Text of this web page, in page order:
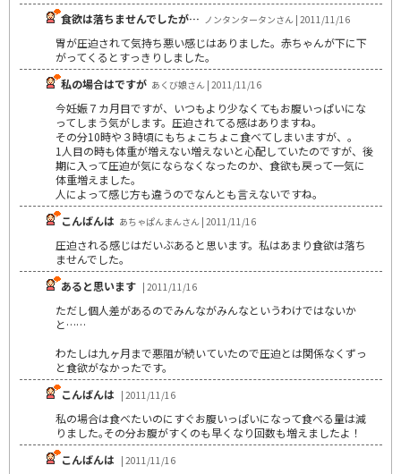
食欲は落ちませんでしたが… ノンタンタータンさん | 2011/11/16
胃が圧迫されて気持ち悪い感じはありました。赤ちゃんが下に下
がってくるとすっきりしました。
私の場合はですが あくび娘さん | 2011/11/16
今妊娠７カ月目ですが、いつもより少なくてもお腹いっぱいにな
ってしまう気がします。圧迫されてる感はありますね。
その分10時や３時頃にもちょこちょこ食べてしまいますが、。
1人目の時も体重が増えない増えないと心配していたのですが、後
期に入って圧迫が気にならなくなったのか、食欲も戻って一気に
体重増えました。
人によって感じ方も違うのでなんとも言えないですね。
こんばんは あちゃぱんまんさん | 2011/11/16
圧迫される感じはだいぶあると思います。私はあまり食欲は落ち
ませんでした。
あると思います | 2011/11/16
ただし個人差があるのでみんながみんなというわけではないか
と……
わたしは九ヶ月まで悪阻が続いていたので圧迫とは関係なくずっ
と食欲がなかったです。
こんばんは | 2011/11/16
私の場合は食べたいのにすぐお腹いっぱいになって食べる量は減
りました｡その分お腹がすくのも早くなり回数も増えましたよ！
こんばんは | 2011/11/16